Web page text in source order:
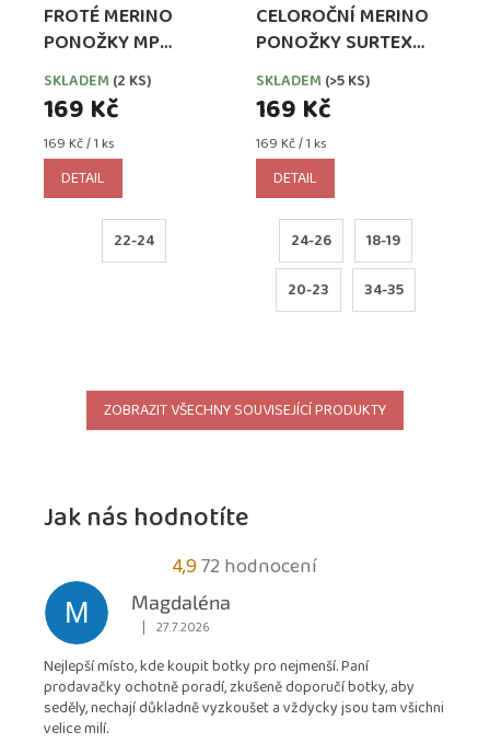
FROTÉ MERINO
PONOŽKY MP
DENMARK LIGHT
BROWN MELANGE
SKLADEM (2 KS)
169 Kč
Měrná
cena:
169 Kč / 1 ks
DETAIL
22-24
CELOROČNÍ MERINO
PONOŽKY SURTEX
PRO DĚTI - ŠEDÉ
SKLADEM (>5 KS)
169 Kč
Měrná
cena:
169 Kč / 1 ks
DETAIL
24-26 18-19
20-23 34-35
ZOBRAZIT VŠECHNY SOUVISEJÍCÍ PRODUKTY
Jak nás hodnotíte
4,9Průměrné
hodnocení
obchodu
4,9
z
72 hodnocení
M
Magdaléna
Hodnocení obchodu je 5 z 5 hvězdiček.
| 27.7.2026
Nejlepší místo, kde koupit botky pro nejmenší. Paní
prodavačky ochotně poradí, zkušeně doporučí botky, aby
seděly, nechají důkladně vyzkoušet a vždycky jsou tam všichni
velice milí.